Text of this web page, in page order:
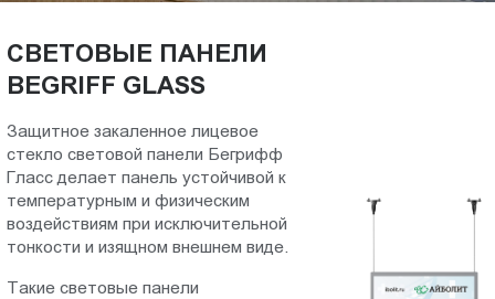
Стерлитамаке
СВЕТОВЫЕ ПАНЕЛИ
BEGRIFF GLASS
Защитное закаленное лицевое
стекло световой панели Бегрифф
Гласc делает панель устойчивой к
температурным и физическим
воздействиям при исключительной
тонкости и изящном внешнем виде.
Такие световые панели
107,
оф.
sales@begriff.ru
+73433454747
RUB
Пн.-
Пт.:
18.00